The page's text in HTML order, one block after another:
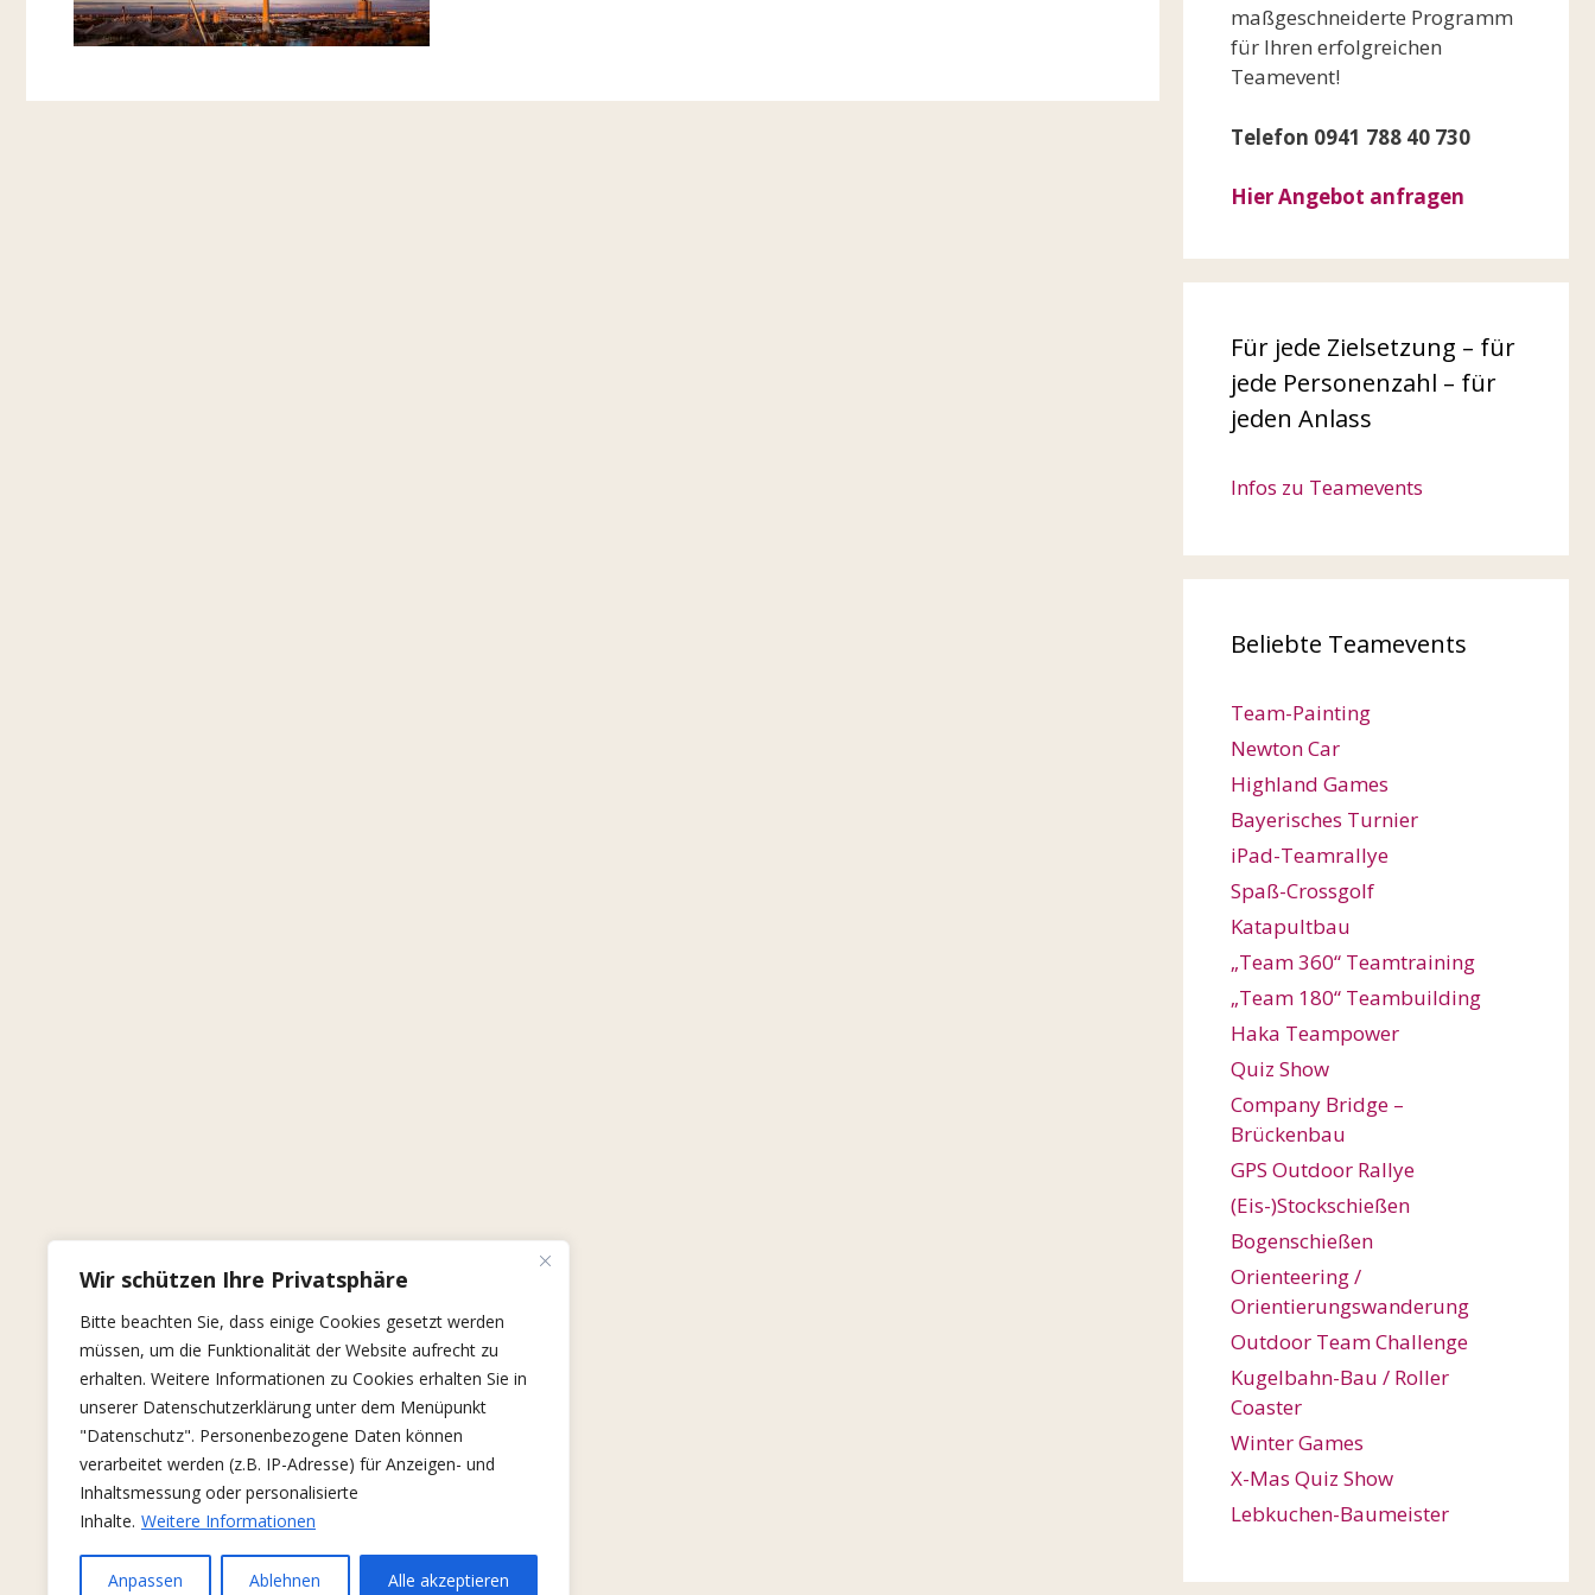
Wir schützen Ihre Privatsphäre
Bitte beachten Sie, dass einige Cookies gesetzt werden
müssen, um die Funktionalität der Website aufrecht zu
erhalten. Weitere Informationen zu Cookies erhalten Sie in
unserer Datenschutzerklärung unter dem Menüpunkt
"Datenschutz". Personenbezogene Daten können
verarbeitet werden (z.B. IP-Adresse) für Anzeigen- und
Inhaltsmessung oder personalisierte
Inhalte. Weitere Informationen
Anpassen Ablehnen Alle akzeptieren
maßgeschneiderte Programm
für Ihren erfolgreichen
Teamevent!
Telefon 0941 788 40 730
Hier Angebot anfragen
Für jede Zielsetzung – für
jede Personenzahl – für
jeden Anlass
Infos zu Teamevents
Beliebte Teamevents
Team-Painting
Newton Car
Highland Games
Bayerisches Turnier
iPad-Teamrallye
Spaß-Crossgolf
Katapultbau
„Team 360“ Teamtraining
„Team 180“ Teambuilding
Haka Teampower
Quiz Show
Company Bridge –
Brückenbau
GPS Outdoor Rallye
(Eis-)Stockschießen
Bogenschießen
Orienteering /
Orientierungswanderung
Outdoor Team Challenge
Kugelbahn-Bau / Roller
Coaster
Winter Games
X-Mas Quiz Show
Lebkuchen-Baumeister